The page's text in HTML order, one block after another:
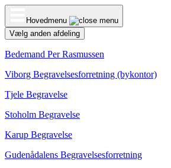
Hovedmenu
Vælg anden afdeling
Bedemand Per Rasmussen
Viborg Begravelsesforretning (bykontor)
Tjele Begravelse
Stoholm Begravelse
Karup Begravelse
Gudenådalens Begravelsesforretning